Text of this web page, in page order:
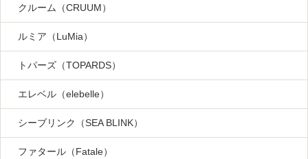
クルーム（CRUUM）
ルミア（LuMia）
トパーズ（TOPARDS）
エレベル（elebelle）
シーブリンク（SEA BLINK）
ファタール（Fatale）